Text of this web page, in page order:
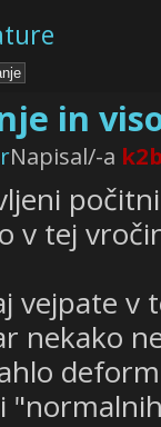
in
Napisal/-a
v tej
vejpate v
nekako